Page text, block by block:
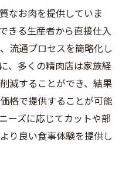
なお肉を提供していま
きる生産者から直接仕入
流通プロセスを簡略化し
、多くの精肉店は家族経
減することができ、結果
格で提供することが可能
ーズに応じてカットや部
り良い食事体験を提供し